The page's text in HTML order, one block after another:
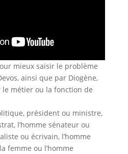
mieux saisir le problème
ainsi que par Diogène,
le métier ou la fonction de
président ou ministre,
l’homme sénateur ou
ou écrivain, l’homme
femme ou l’homme